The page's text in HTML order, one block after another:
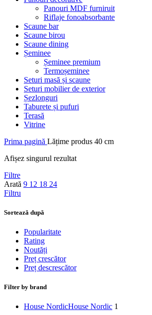
Panouri MDF furniruit
Riflaje fonoabsorbante
Scaune bar
Scaune birou
Scaune dining
Șeminee
Șeminee premium
Termoșeminee
Seturi masă și scaune
Seturi mobilier de exterior
Șezlonguri
Taburete și pufuri
Terasă
Vitrine
Prima pagină Lățime produs 40 cm
Afișez singurul rezultat
Filtre
Arată 9 12 18 24
Filtru
Sortează după
Popularitate
Rating
Noutăți
Preț crescător
Preț descrescător
Filter by brand
House NordicHouse Nordic 1